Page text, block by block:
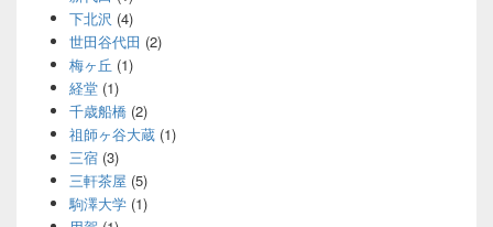
下北沢 (4)
世田谷代田 (2)
梅ヶ丘 (1)
経堂(1)
千歳船橋(2)
祖師ヶ谷大蔵(1)
三宿(3)
三軒茶屋 (5)
駒澤大学(1)